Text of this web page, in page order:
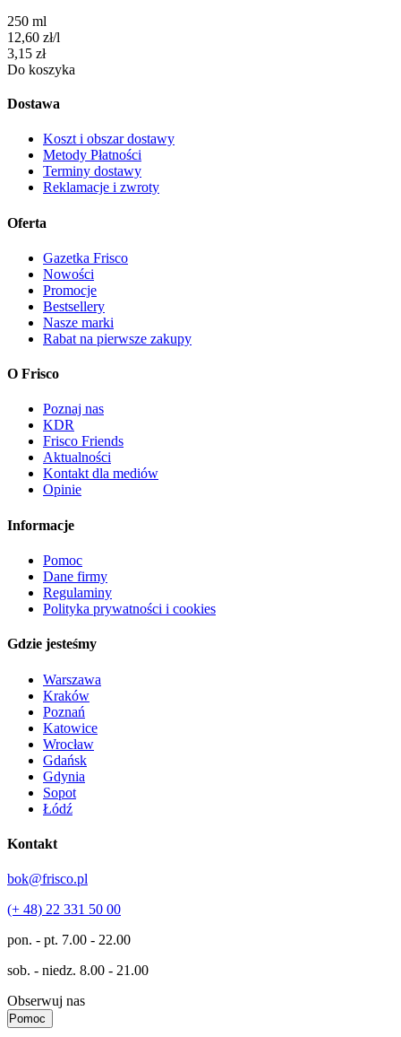
250 ml
12,60 zł/l
Cena
3,15 zł
Do koszyka
Dostawa
Koszt i obszar dostawy
Metody Płatności
Terminy dostawy
Reklamacje i zwroty
Oferta
Gazetka Frisco
Nowości
Promocje
Bestsellery
Nasze marki
Rabat na pierwsze zakupy
O Frisco
Poznaj nas
KDR
Frisco Friends
Aktualności
Kontakt dla mediów
Opinie
Informacje
Pomoc
Dane firmy
Regulaminy
Polityka prywatności i cookies
Gdzie jesteśmy
Warszawa
Kraków
Poznań
Katowice
Wrocław
Gdańsk
Gdynia
Sopot
Łódź
Kontakt
bok@frisco.pl
(+ 48) 22 331 50 00
pon. - pt. 7.00 - 22.00
sob. - niedz. 8.00 - 21.00
Obserwuj nas
Pomoc